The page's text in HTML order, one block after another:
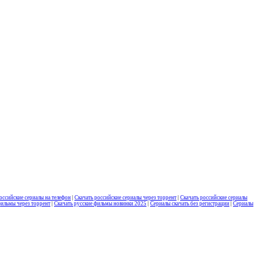
сериалы на телефон Скачать российские сериалы через торрент Скачать российские сериалы
через торрент Скачать русские фильмы новинки 2025 Сериалы скачать без регистрации Сериалы